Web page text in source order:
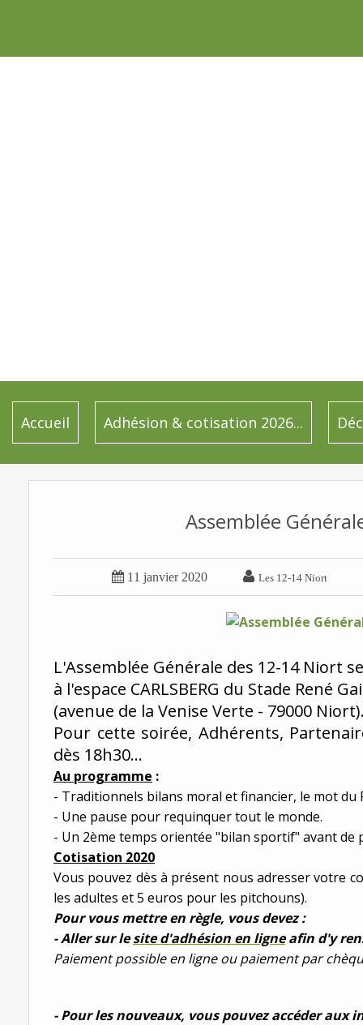
Accueil Adhésion & cotisation 2026...
Assemblée
 11 janvier 2020  Les 12-14 Niort
L'Assemblée Générale des 12-14 Niort
à l'espace CARLSBERG du Stade René
(avenue de la Venise Verte - 79000
Pour cette soirée, Adhérents,
dès 18h30...
Au programme :
- Traditionnels bilans moral et financier, le mot du
- Une pause pour requinquer tout le monde.
- Un 2ème temps orientée "bilan sportif" avant de
Cotisation 2020
Vous pouvez dès à présent nous adresser votre
les adultes et 5 euros pour les pitchouns).
Pour vous mettre en règle, vous devez :
- Aller sur lesite d'adhésion en ligneafin d'y
Paiement possible en ligne ou paiement par
- Pour les nouveaux, vous pouvez accéder